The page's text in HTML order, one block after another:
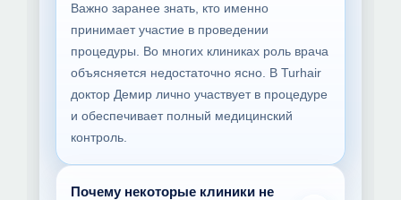
Важно заранее знать, кто именно
принимает участие в проведении
процедуры. Во многих клиниках роль врача
объясняется недостаточно ясно. В Turhair
доктор Демир лично участвует в процедуре
и обеспечивает полный медицинский
контроль.
Почему некоторые клиники не